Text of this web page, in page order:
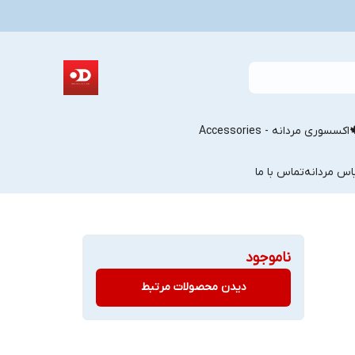
اکسسوری مردانه - Accessories
مردانهتماس با ما
ناموجود
دیدن محصولات مرتبط